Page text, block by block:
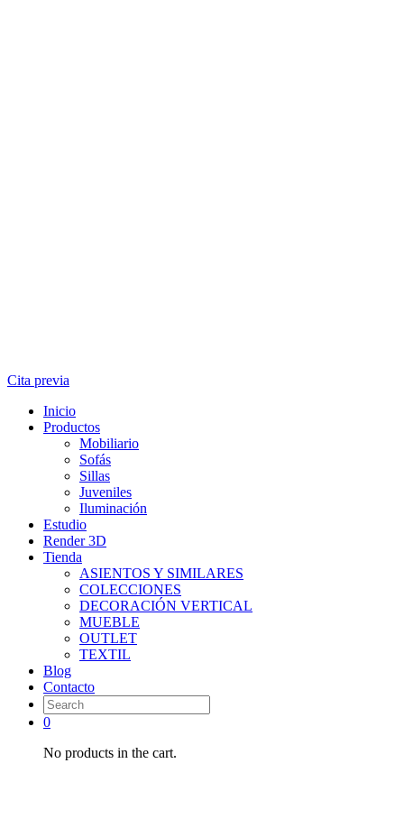
Cita previa
Inicio
Productos
Mobiliario
Sofás
Sillas
Juveniles
Iluminación
Estudio
Render 3D
Tienda
ASIENTOS Y SIMILARES
COLECCIONES
DECORACIÓN VERTICAL
MUEBLE
OUTLET
TEXTIL
Blog
Contacto
0
No products in the cart.